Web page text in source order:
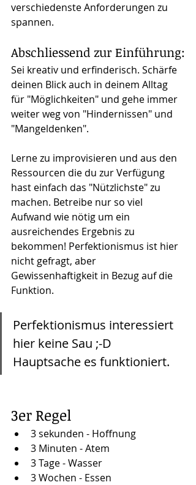
verschiedenste Anforderungen zu
spannen.
Abschliessend zur Einführung:
Sei kreativ und erfinderisch. Schärfe
deinen Blick auch in deinem Alltag
für "Möglichkeiten" und gehe immer
weiter weg von "Hindernissen" und
"Mangeldenken".
Lerne zu improvisieren und aus den
Ressourcen die du zur Verfügung
hast einfach das "Nützlichste" zu
machen. Betreibe nur so viel
Aufwand wie nötig um ein
ausreichendes Ergebnis zu
bekommen! Perfektionismus ist hier
nicht gefragt, aber
Gewissenhaftigkeit in Bezug auf die
Funktion.
Perfektionismus interessiert
hier keine Sau ;-D
Hauptsache es funktioniert.
3er Regel
3 sekunden - Hoffnung
3 Minuten - Atem
3 Tage - Wasser
3 Wochen - Essen